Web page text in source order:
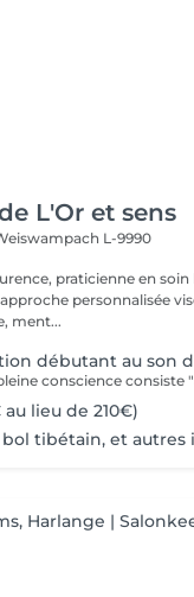
L'Or et sens
L-9990
praticienne en
ment...
débutant au son
lieu de 210€)
bol tibétain, et